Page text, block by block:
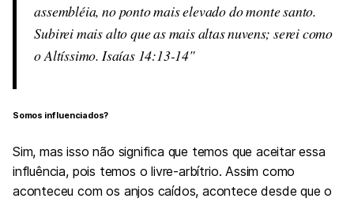
assembléia, no ponto mais elevado do monte santo.
Subirei mais alto que as mais altas nuvens; serei como
o Altíssimo. Isaías 14:13-14
Somos influenciados?
Sim, mas isso não significa que temos que aceitar essa
influência, pois temos o livre-arbítrio. Assim como
aconteceu com os anjos caídos, acontece desde que o